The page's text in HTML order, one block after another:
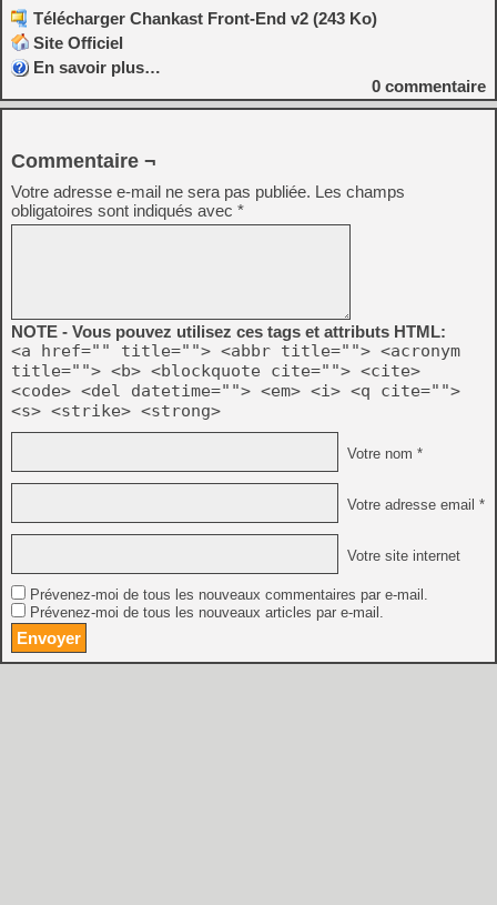
Télécharger Chankast Front-End v2 (243 Ko)
Site Officiel
En savoir plus…
0 commentaire
Commentaire ¬
Votre adresse e-mail ne sera pas publiée. Les champs
obligatoires sont indiqués avec *
NOTE - Vous pouvez utilisez ces tags et attributs HTML:
<a href="" title=""> <abbr title=""> <acronym
title=""> <b> <blockquote cite=""> <cite>
<code> <del datetime=""> <em> <i> <q cite="">
<s> <strike> <strong>
Votre nom *
Votre adresse email *
Votre site internet
Prévenez-moi de tous les nouveaux commentaires par e-mail.
Prévenez-moi de tous les nouveaux articles par e-mail.